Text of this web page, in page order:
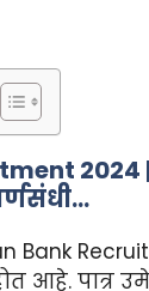
2024
Bank
आहे. पात्र